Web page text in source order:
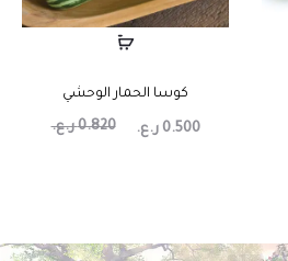
كوسا الحمار الوحشي
0.820 ر.ع. 0.500 ر.ع.